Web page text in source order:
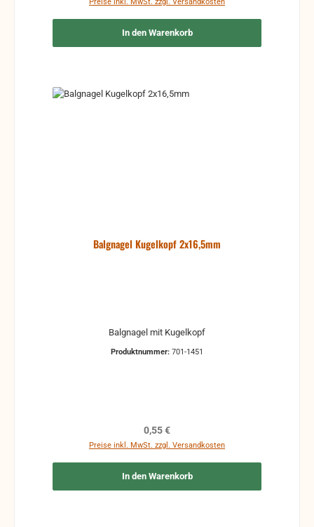
In den Warenkorb
Balgnagel Kugelkopf 2x16,5mm
Produktnummer: 701-1451
Regulärer Preis:
0,55 €
Preise inkl. MwSt. zzgl. Versandkosten
In den Warenkorb